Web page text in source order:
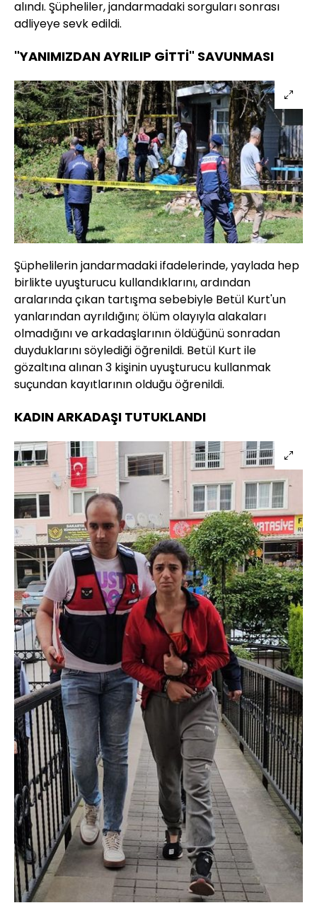
alındı. Şüpheliler, jandarmadaki sorguları sonrası
adliyeye sevk edildi.
"YANIMIZDAN AYRILIP GİTTİ" SAVUNMASI
Şüphelilerin jandarmadaki ifadelerinde, yaylada hep
birlikte uyuşturucu kullandıklarını, ardından
aralarında çıkan tartışma sebebiyle Betül Kurt'un
yanlarından ayrıldığını; ölüm olayıyla alakaları
olmadığını ve arkadaşlarının öldüğünü sonradan
duyduklarını söylediği öğrenildi. Betül Kurt ile
gözaltına alınan 3 kişinin uyuşturucu kullanmak
suçundan kayıtlarının olduğu öğrenildi.
KADIN ARKADAŞI TUTUKLANDI